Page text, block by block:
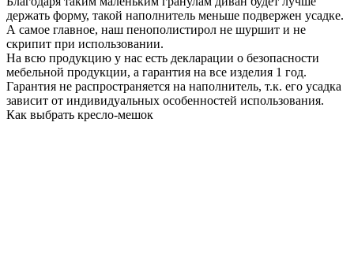
держать форму, такой наполнитель меньше подвержен усадке.
А самое главное, наш пенополистирол не шуршит и не
скрипит при использовании.
На всю продукцию у нас есть декларации о безопасности
мебельной продукции, а гарантия на все изделия 1 год.
Гарантия не распространяется на наполнитель, т.к. его усадка
зависит от индивидуальных особенностей использования.
Как выбрать кресло-мешок